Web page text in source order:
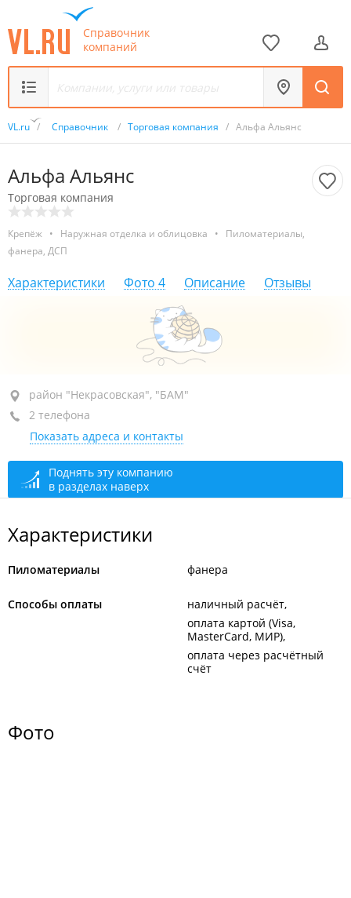
Справочник
компаний
VL.ru / Справочник / Торговая компания / Альфа Альянс
Альфа Альянс
Торговая компания
Крепёж • Наружная отделка и облицовка •
Пиломатериалы,
фанера, ДСП
Характеристики Фото 4 Описание Отзывы
район "Некрасовская", пр-т Красного Знамени, 59
оф. 601
сегодня закрыто
район "Некрасовская", "БАМ"
2 телефона
Показать адреса и контакты
Поднять эту компанию
в разделах наверх
Характеристики
Пиломатериалы фанера
Способы оплаты
наличный расчёт
оплата картой (Visa,
MasterCard, МИР)
оплата через расчётный
счёт
Фото